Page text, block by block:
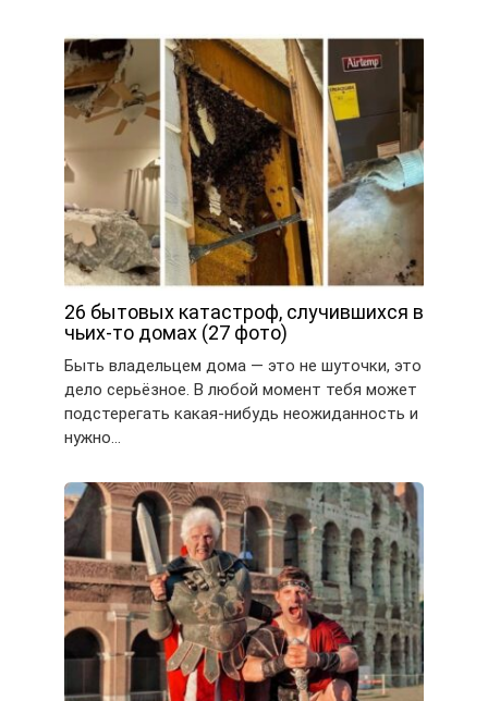
26 бытовых катастроф, случившихся в
чьих-то домах (27 фото)
Быть владельцем дома — это не шуточки, это
дело серьёзное. В любой момент тебя может
подстерегать какая-нибудь неожиданность и
нужно…